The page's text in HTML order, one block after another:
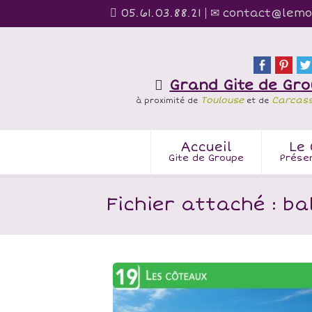
05.61.03.88.21
Grand Gite de
à proximité de Toulouseet de
Accueil
Gite de Groupe
Le
Fichier attaché :